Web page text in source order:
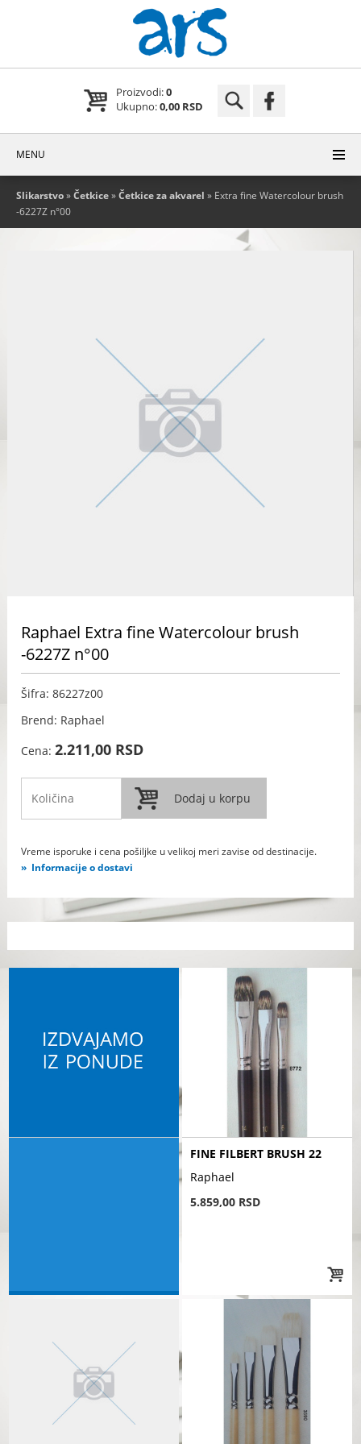
Proizvodi:0
Ukupno:0,00 RSD
MENU
Slikarstvo»Četkice»Četkice za akvarel » Extra fine Watercolour brush
-6227Z n°00
Raphael Extra fine Watercolour brush
-6227Z n°00
Šifra: 86227z00
Brend: Raphael
Cena:2.211,00 RSD
Vreme isporuke i cena pošiljke u velikoj meri zavise od destinacije.
Informacije o dostavi
FINE FILBERT BRUSH 22
Raphael
5.859,00 RSD